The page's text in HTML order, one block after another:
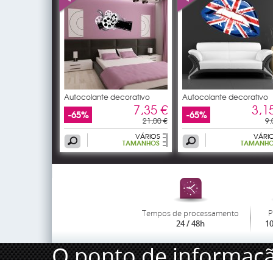
Autocolante decorativo
cinema
-65% 7,35 €
21,00 €
VÁRIOS
TAMANHOS
Autocolante decorativo
boca
-65%
Tempos de processamento
24 / 48h